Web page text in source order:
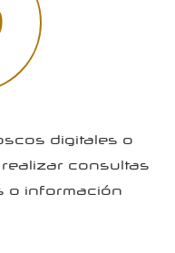
digitales o
consultas
o información